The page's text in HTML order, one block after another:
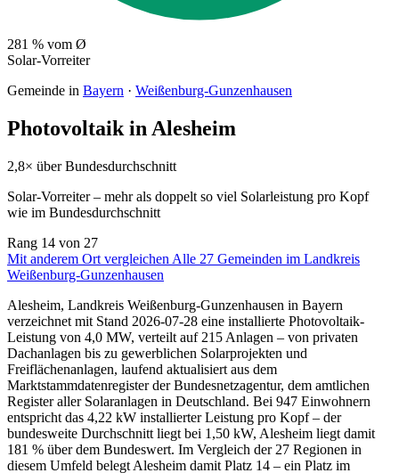
281 % vom Ø
Solar-Vorreiter
Gemeinde in Bayern · Weißenburg-Gunzenhausen
Photovoltaik in Alesheim
2,8× über Bundesdurchschnitt
Solar-Vorreiter – mehr als doppelt so viel Solarleistung pro Kopf
wie im Bundesdurchschnitt
Rang 14 von 27
Mit anderem Ort vergleichen Alle 27 Gemeinden im Landkreis
Weißenburg-Gunzenhausen
Alesheim, Landkreis Weißenburg-Gunzenhausen in Bayern
verzeichnet mit Stand 2026-07-28 eine installierte Photovoltaik-
Leistung von 4,0 MW, verteilt auf 215 Anlagen – von privaten
Dachanlagen bis zu gewerblichen Solarprojekten und
Freiflächenanlagen, laufend aktualisiert aus dem
Marktstammdatenregister der Bundesnetzagentur, dem amtlichen
Register aller Solaranlagen in Deutschland. Bei 947 Einwohnern
entspricht das 4,22 kW installierter Leistung pro Kopf – der
bundesweite Durchschnitt liegt bei 1,50 kW, Alesheim liegt damit
181 % über dem Bundeswert. Im Vergleich der 27 Regionen in
diesem Umfeld belegt Alesheim damit Platz 14 – ein Platz im